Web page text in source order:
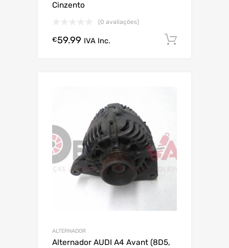
Cinzento
(0 avaliações)
€59.99 IVA Inc.
ALTERNADOR
Alternador AUDI A4 Avant (8D5,